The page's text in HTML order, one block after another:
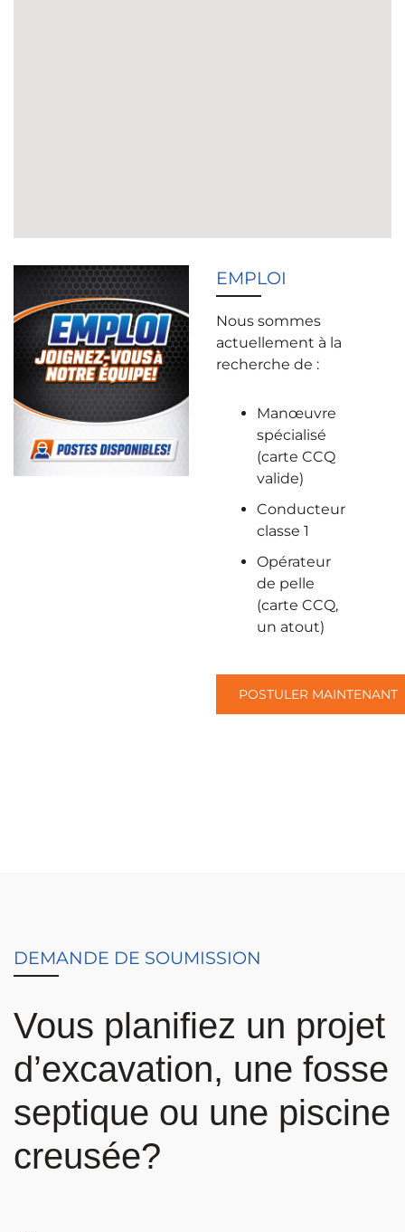
EMPLOI
Nous sommes
actuellement à la
recherche de :
Manœuvre
spécialisé
(carte CCQ
valide)
Conducteur
classe 1
Opérateur
de pelle
(carte CCQ,
un atout)
POSTULER MAINTENANT
DEMANDE DE SOUMISSION
Vous planifiez un projet
d’excavation, une fosse
septique ou une piscine
creusée?